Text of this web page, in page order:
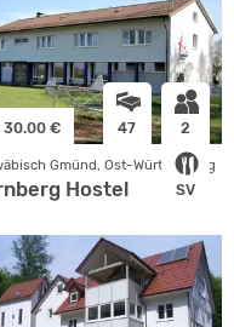
30.00 € 47 2
SV
Gmünd, Ost-Württemberg
Hostel